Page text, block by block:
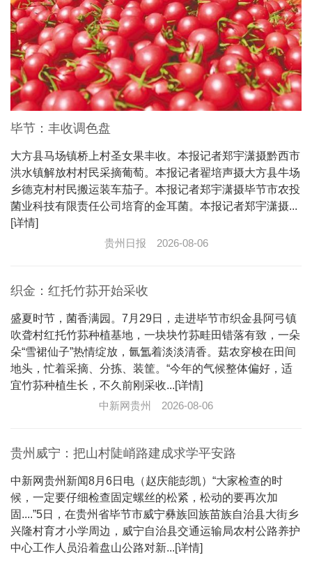
毕节：丰收调色盘
大方县马场镇桥上村圣女果丰收。本报记者郑宇潇摄黔西市
洪水镇解放村村民采摘葡萄。本报记者翟培声摄大方县牛场
乡德克村村民搬运装车茄子。本报记者郑宇潇摄毕节市农投
菌业科技有限责任公司培育的金耳菌。本报记者郑宇潇摄...
[详情]
贵州日报
2026-08-06
织金：红托竹荪开始采收
盛夏时节，菌香满园。7月29日，走进毕节市织金县阿弓镇
吹聋村红托竹荪种植基地，一块块竹荪畦田错落有致，一朵
朵“雪裙仙子”热情绽放，氤氲着淡淡清香。菇农穿梭在田间
地头，忙着采摘、分拣、装筐。“今年的气候整体偏好，适
宜竹荪种植生长，不久前刚采收...[详情]
中新网贵州
2026-08-06
贵州威宁：把山村陡峭路建成求学平安路
中新网贵州新闻8月6日电（赵庆能彭凯）“大家检查的时
候，一定要仔细检查固定螺丝的松紧，松动的要再次加
固....”5日，在贵州省毕节市威宁彝族回族苗族自治县大街乡
兴隆村育才小学周边，威宁自治县交通运输局农村公路养护
中心工作人员沿着盘山公路对新...[详情]